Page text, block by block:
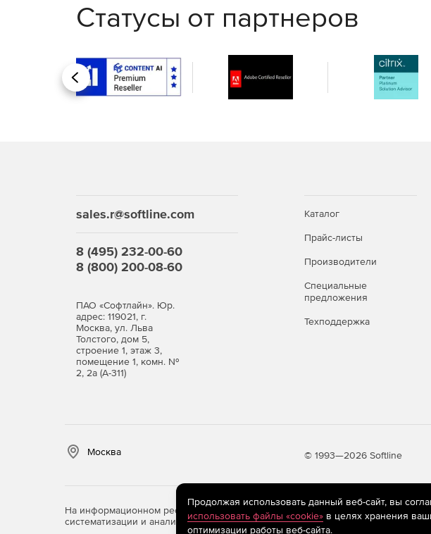
Статусы от партнеров
Назад
sales.r@softline.com
8 (495) 232-00-60
8 (800) 200-08-60
ПАО «Софтлайн». Юр.
адрес: 119021, г.
Москва, ул. Льва
Толстого, дом 5,
строение 1, этаж 3,
помещение 1, комн. №
2, 2а (А-311)
Каталог
Прайс-листы
Производители
Специальные
предложения
Техподдержка
Москва © 1993—2026 Softline
На информационном ресурсе store.softline.ru применяются рекомендательные
систематизации и анализа сведений, относящихся к предпочтениям
Продолжая использовать данный веб-сайт, вы
использовать файлы «cookie»в целях хранения
оптимизации работы веб-сайта.